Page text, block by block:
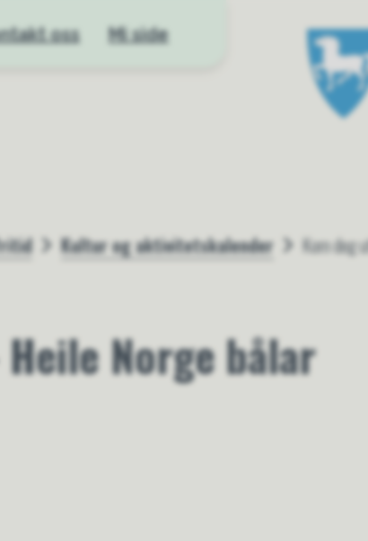
oss Mi side
Kultur og aktivitetskalender Kom deg
Norge bålar